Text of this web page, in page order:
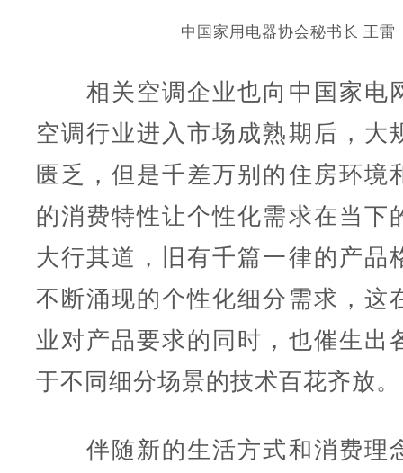
中国家用电器协会秘书长 王雷
相关空调企业也向中国家电
空调行业进入市场成熟期后，大
匮乏，但是千差万别的住房环境
的消费特性让个性化需求在当下
大行其道，旧有千篇一律的产品
不断涌现的个性化细分需求，这
业对产品要求的同时，也催生出
于不同细分场景的技术百花齐放。
伴随新的生活方式和消费理